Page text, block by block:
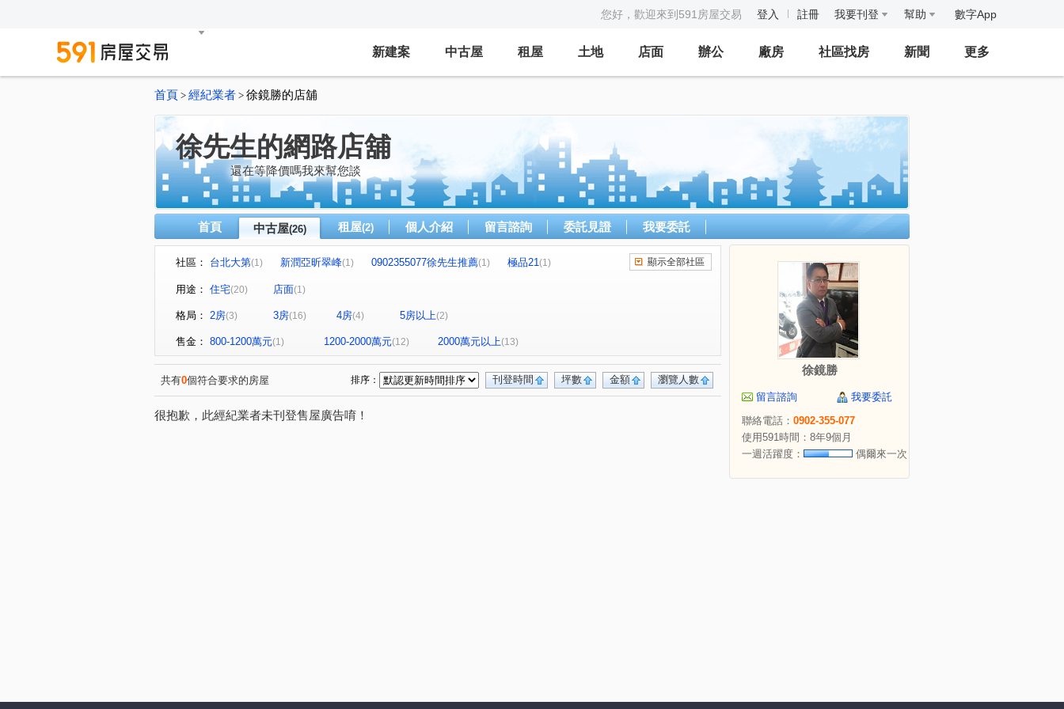
您好，歡迎來到591房屋交易 登入 註冊 我要刊登 幫助 數字App
新建案 中古屋 租屋 土地 店面 辦公 廠房 社區找房 新聞 更多
首頁 > 經紀業者 > 徐鏡勝的店舖
徐先生的網路店舖
還在等降價嗎我來幫您談
首頁 中古屋(26) 租屋(2) 個人介紹 留言諮詢 委託見證 我要委託
社區： 台北大第(1) 新潤亞昕翠峰(1) 0902355077徐先生推薦(1) 極品21(1)
0902355077徐先生推薦
全球家年華 新潤都峰苑一期(1) 禾蓮心家園(1)
東帝士金銀座廣場 中華大都心(1) 一道彩虹田園小城(1)
徐先生推薦0902355077(1) 都峰苑二期(1) 現代金典(1) 合輝新都悅(1)
徐先生推薦0902355077 幸福公園百合館(1) 金門街 藝文街(1) 中港路 (3)
思源路(2) 中信街(1) 中央路(3) 西盛街(1) 新樹路(1) 中和街(2)
中正路(1) 泰林路二段 (1) 公園一路
顯示全部社區
用途： 住宅(20) 店面(1)
格局： 2房(3) 3房(16) 4房(4) 5房以上(2)
售金： 800-1200萬元(1) 1200-2000萬元(12) 2000萬元以上(13)
共有0個符合要求的房屋 瀏覽人數
金額
坪數
刊登時間
排序：
很抱歉，此經紀業者未刊登售屋廣告唷！
徐鏡勝
留言諮詢
我要委託
聯絡電話： 0902-355-077
使用591時間：8年9個月
一週活躍度：
偶爾來一次